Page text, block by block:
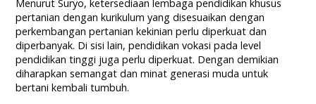
Menurut Suryo, ketersediaan lembaga pendidikan khusus
pertanian dengan kurikulum yang disesuaikan dengan
perkembangan pertanian kekinian perlu diperkuat dan
diperbanyak. Di sisi lain, pendidikan vokasi pada level
pendidikan tinggi juga perlu diperkuat. Dengan demikian
diharapkan semangat dan minat generasi muda untuk
bertani kembali tumbuh.